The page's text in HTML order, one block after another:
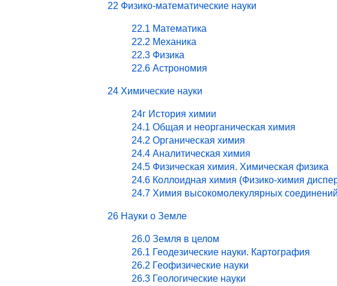
22 Физико-математические науки
22.1 Математика
22.2 Механика
22.3 Физика
22.6 Астрономия
24 Химические науки
24г История химии
24.1 Общая и неорганическая химия
24.2 Органическая химия
24.4 Аналитическая химия
24.5 Физическая химия. Химическая физика
24.6 Коллоидная химия (Физико-химия
24.7 Химия высокомолекулярных
26 Науки о Земле
26.0 Земля в целом
26.1 Геодезические науки. Картография
26.2 Геофизические науки
26.3 Геологические науки